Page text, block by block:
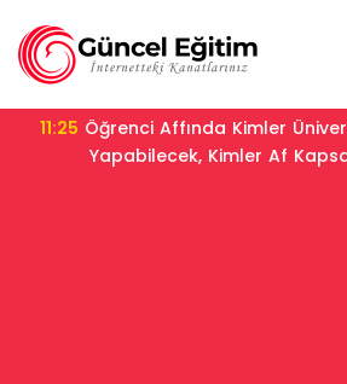
11:25
Yapabilecek, Kimler Af